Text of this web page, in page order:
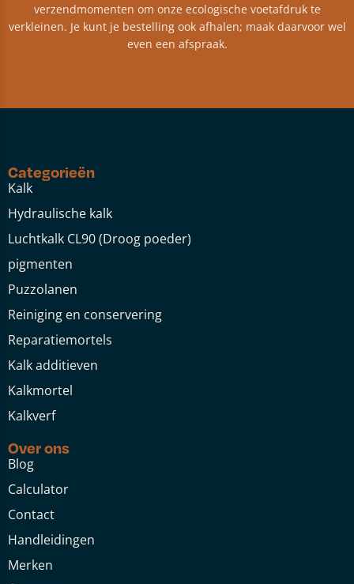
verzendmomenten om onze ecologische voetafdruk te
verkleinen. Je kunt je bestelling ook afhalen; maak daarvoor wel
even een afspraak.
Categorieën
Kalk
Hydraulische kalk
Luchtkalk CL90 (Droog poeder)
pigmenten
Puzzolanen
Reiniging en conservering
Reparatiemortels
Kalk additieven
Kalkmortel
Kalkverf
Over ons
Blog
Calculator
Contact
Handleidingen
Merken